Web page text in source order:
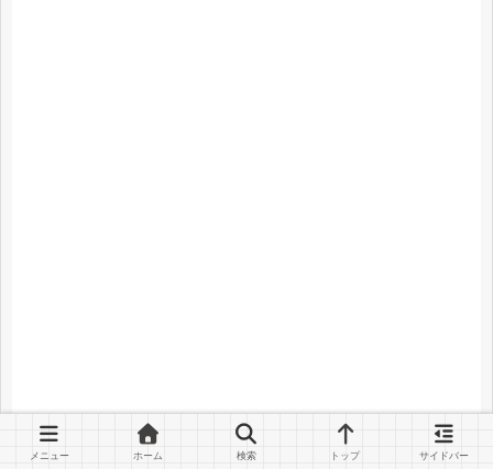
メニュー ホーム 検索 トップ サイドバー